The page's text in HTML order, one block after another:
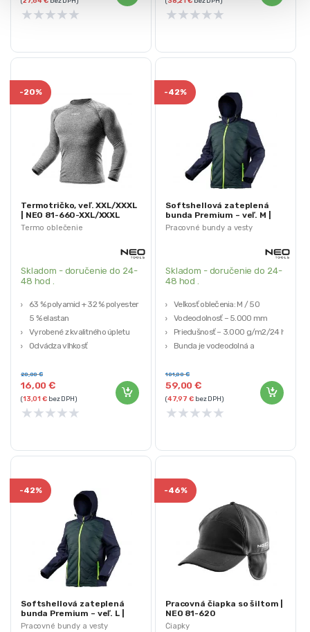
★★★★★ ★★★★★
Termo oblečenie
-20%
Termotričko, veľ. XXL/XXXL
| NEO 81-660-XXL/XXXL
Skladom - doručenie do 24-
48 hod .
63 % polyamid + 32 % polyester +
5 % elastan
Vyrobené z kvalitného úpletu
Odvádza vlhkosť
16,00€
20,00€
(13,01€bez DPH)
★★★★★
Pracovné bundy a vesty
-42%
Softshellová zateplená
bunda Premium – veľ. M |
NEO 81-559-M
Skladom - doručenie do 24-
48 hod .
Veľkosť oblečenia: M / 50
Vodeodolnosť – 5.000 mm
Priedušnosť – 3.000 g/m2/24 h
Bunda je vodeodolná a
Veľké, priestranné vrecká so
zipsom
59,00€
101,00€
(47,97€bez DPH)
★★★★★
Pracovné bundy a vesty
-42%
Softshellová zateplená
bunda Premium – veľ. L |
NEO 81-559-L
Čiapky
-46%
Pracovná čiapka so šiltom |
NEO 81-620